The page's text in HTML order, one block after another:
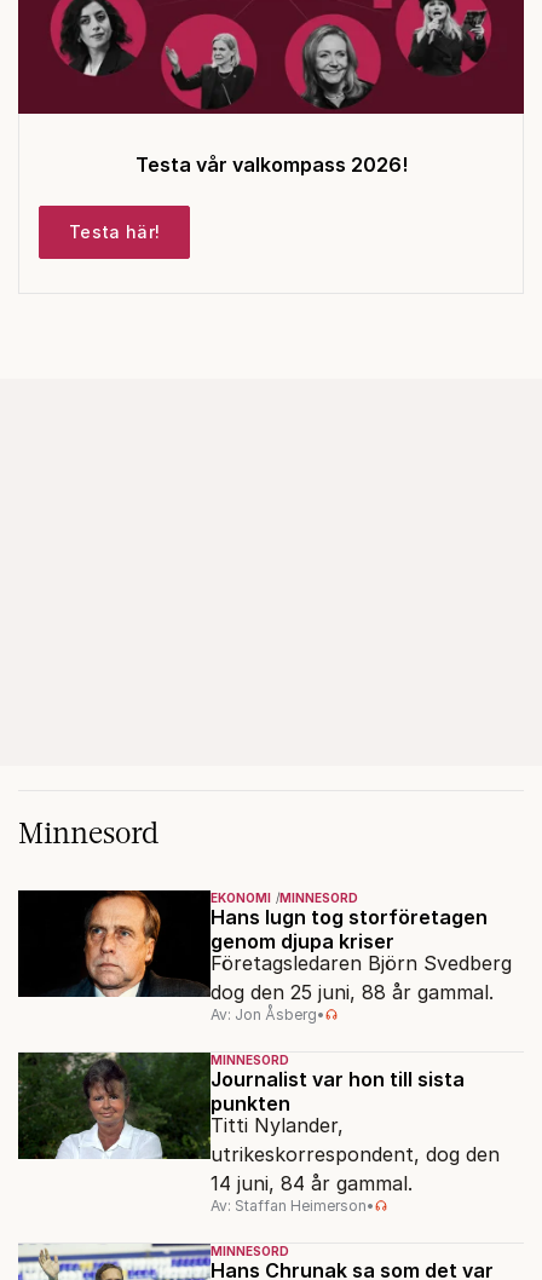
Testa vår valkompass 2026!
Testa här!
Minnesord
EKONOMI MINNESORD
Hans lugn tog storföretagen
genom djupa kriser
Företagsledaren Björn Svedberg
dog den 25 juni, 88 år gammal.
Av: Jon Åsberg•
MINNESORD
Journalist var hon till sista
punkten
Titti Nylander,
utrikeskorrespondent, dog den
14 juni, 84 år gammal.
Av: Staffan Heimerson•
MINNESORD
Hans Chrunak sa som det var